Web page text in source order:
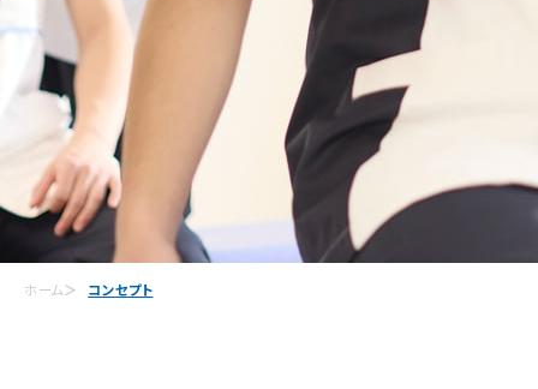
ホーム コンセプト